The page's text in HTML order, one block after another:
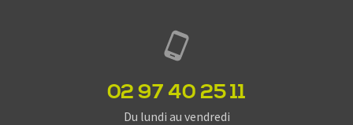
02 97 40 25 11
Du lundi au vendredi